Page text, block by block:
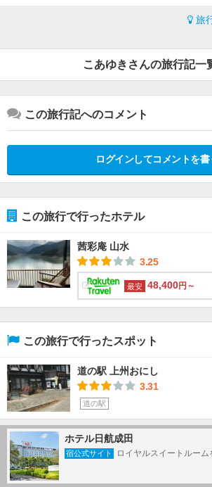
旅
こあゆきさんの旅行記一
この旅行記へのコメント
ログインしてコメントを書
この旅行で行ったホテル
茜彩庵 山水
3.25
最安 48,400円～
この旅行で行ったスポット
道の駅 上州おにし
3.31
道の駅
藤岡(群馬) で人気のタグ
#佐野のわたし駅
ホテル日航成田
宿公式サイト ロイヤルスイートルーム